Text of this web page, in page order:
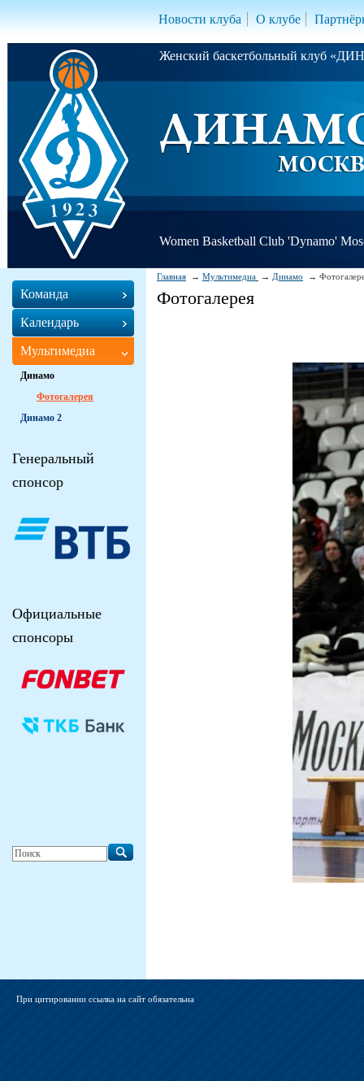
Новости клуба О клубе
Женский баскетбольный клуб
Women Basketball Club 'Dynamo'
Главная Мультимедиа Динамо
Фотогалерея
Команда
Календарь
Мультимедиа
Динамо
Фотогалерея
Динамо 2
Генеральный
спонсор
Официальные
спонсоры
При цитировании ссылка на сайт обязательна